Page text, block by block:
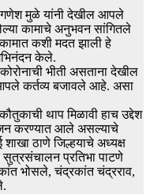
मुळे यांनी देखील आपले
कामाचे अनुभवन सांगितले
कशी मदत झाली हे
केले.
भीती असताना देखील
आपले कर्तव्य बजावले आहे. असा
थाप मिळावी हाच उद्देश
करण्यात आले असल्याचे
ठाणे जिल्हयाचे अध्यक्ष
सुत्रसंचालन प्रतिभा पाटणे
भोसले, चंद्रकांत चंद्रराव,